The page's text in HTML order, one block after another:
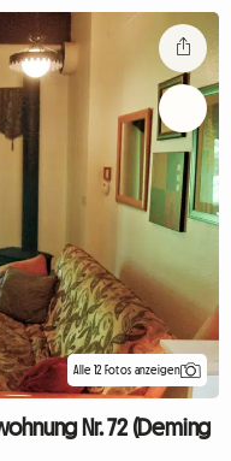
Alle 12 Fotos anzeigen
Nr. 72 (Deming